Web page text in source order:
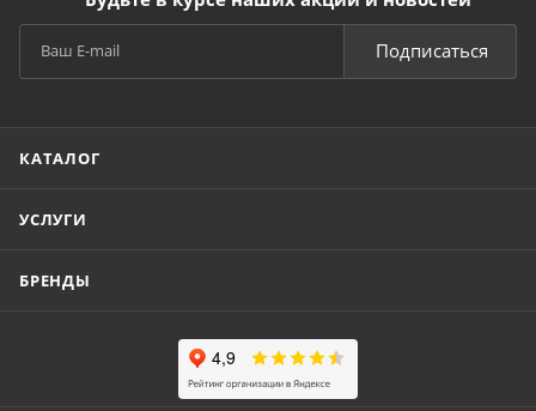
Подписаться
КАТАЛОГ
УСЛУГИ
БРЕНДЫ